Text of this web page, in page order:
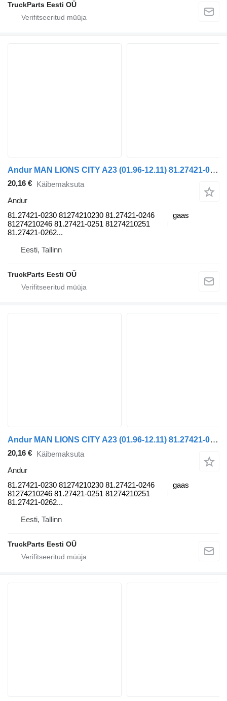
TruckParts Eesti OÜ
Andur MAN LIONS CITY A23 (01.96-12.11) 81.27421-0230 tüübi jaoks bussi MAN Lion's bus (1991-)
20,16 € Käibemaksuta
Andur
81.27421-0230 81274210230 81.27421-0246
81274210246 81.27421-0251 81274210251
81.27421-0262...
gaas
Eesti, Tallinn
TruckParts Eesti OÜ
Andur MAN LIONS CITY A23 (01.96-12.11) 81.27421-0230 tüübi jaoks bussi MAN Lion's bus (1991-)
20,16 € Käibemaksuta
Andur
81.27421-0230 81274210230 81.27421-0246
81274210246 81.27421-0251 81274210251
81.27421-0262...
gaas
Eesti, Tallinn
TruckParts Eesti OÜ